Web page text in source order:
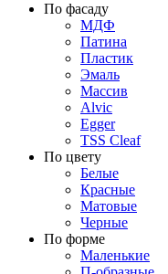
По фасаду
МДФ
Патина
Пластик
Эмаль
Массив
Alvic
Egger
TSS Cleaf
По цвету
Белые
Красные
Матовые
Черные
По форме
Маленькие